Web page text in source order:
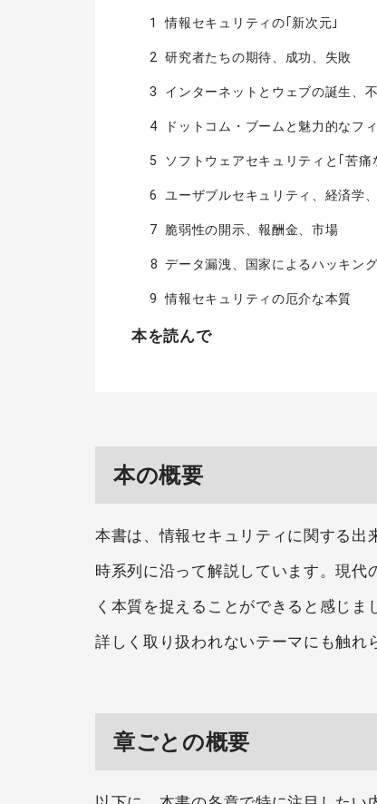
1 情報セキュリティの｢新次元｣
2 研究者たちの期待、成功、失敗
3 インターネットとウェブの誕生、
4 ドットコム・ブームと魅力的なフ
5 ソフトウェアセキュリティと｢苦痛
6 ユーザブルセキュリティ、経済学
7 脆弱性の開示、報酬金、市場
8 データ漏洩、国家によるハッキン
9 情報セキュリティの厄介な本質
本を読んで
本の概要
本書は、情報セキュリティに関する出
時系列に沿って解説しています。現
く本質を捉えることができると感じ
詳しく取り扱われないテーマにも触れ
章ごとの概要